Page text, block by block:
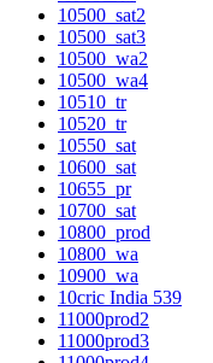
10500_sat2
10500_sat3
10500_wa2
10500_wa4
10510_tr
10520_tr
10550_sat
10600_sat
10655_pr
10700_sat
10800_prod
10800_wa
10900_wa
10cric India 539
11000prod2
11000prod3